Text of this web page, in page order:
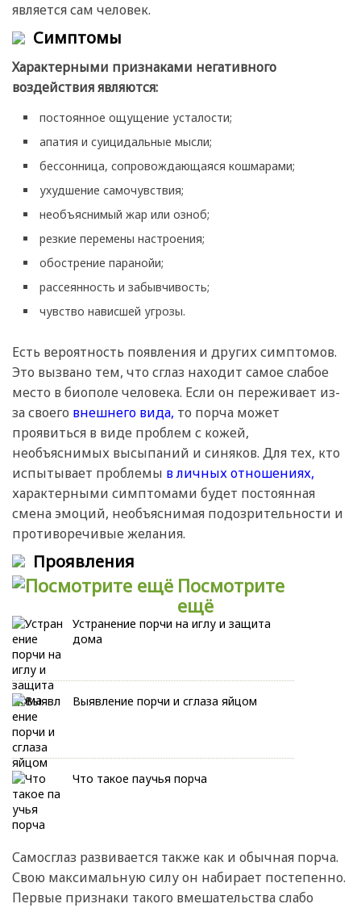
является сам человек.
Симптомы
Характерными признаками негативного
воздействия являются:
постоянное ощущение усталости;
апатия и суицидальные мысли;
бессонница, сопровождающаяся кошмарами;
ухудшение самочувствия;
необъяснимый жар или озноб;
резкие перемены настроения;
обострение паранойи;
рассеянность и забывчивость;
чувство нависшей угрозы.
Есть вероятность появления и других симптомов.
Это вызвано тем, что сглаз находит самое слабое
место в биополе человека. Если он переживает из-
за своего внешнего вида, то порча может
проявиться в виде проблем с кожей,
необъяснимых высыпаний и синяков. Для тех, кто
испытывает проблемы в личных отношениях,
характерными симптомами будет постоянная
смена эмоций, необъяснимая подозрительности и
противоречивые желания.
Проявления
Посмотрите
ещё
Устранение порчи на иглу и защита
дома
Выявление порчи и сглаза яйцом
Что такое паучья порча
Самосглаз развивается также как и обычная порча.
Свою максимальную силу он набирает постепенно.
Первые признаки такого вмешательства слабо